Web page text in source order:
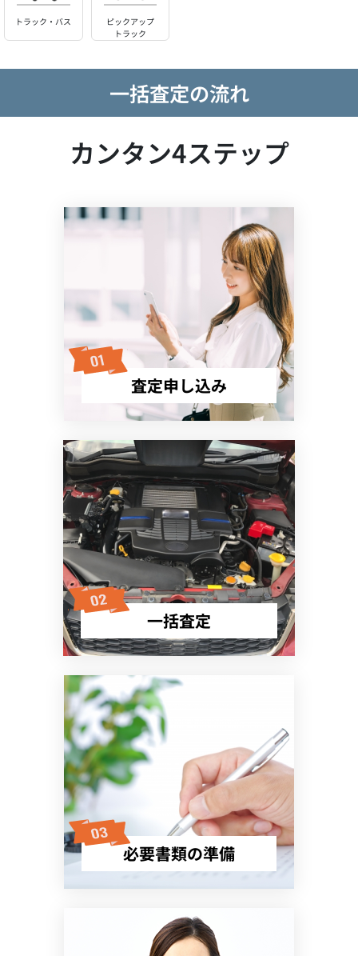
トラック・バス
ピックアップ
トラック
一括査定の流れ
カンタン4ステップ
査定申し込み
一括査定
必要書類の準備